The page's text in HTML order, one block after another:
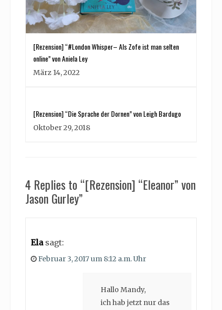
[Rezension] “#London Whisper– Als Zofe ist man selten
online” von Aniela Ley
März 14, 2022
[Rezension] “Die Sprache der Dornen” von Leigh Bardugo
Oktober 29, 2018
4 Replies to “[Rezension] “Eleanor” von
Jason Gurley”
Ela sagt:
Februar 3, 2017 um 8:12 a.m. Uhr
Hallo Mandy,
ich hab jetzt nur das